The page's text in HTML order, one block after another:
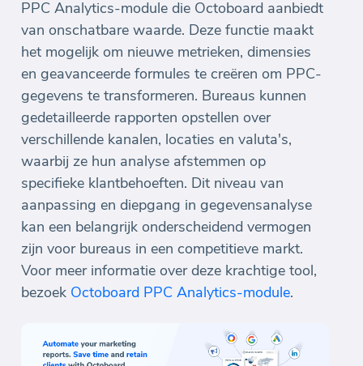
PPC Analytics-module die Octoboard aanbiedt
van onschatbare waarde. Deze functie maakt
het mogelijk om nieuwe metrieken, dimensies
en geavanceerde formules te creëren om PPC-
gegevens te transformeren. Bureaus kunnen
gedetailleerde rapporten opstellen over
verschillende kanalen, locaties en valuta's,
waarbij ze hun analyse afstemmen op
specifieke klantbehoeften. Dit niveau van
aanpassing en diepgang in gegevensanalyse
kan een belangrijk onderscheidend vermogen
zijn voor bureaus in een competitieve markt.
Voor meer informatie over deze krachtige tool,
bezoek Octoboard PPC Analytics-module.